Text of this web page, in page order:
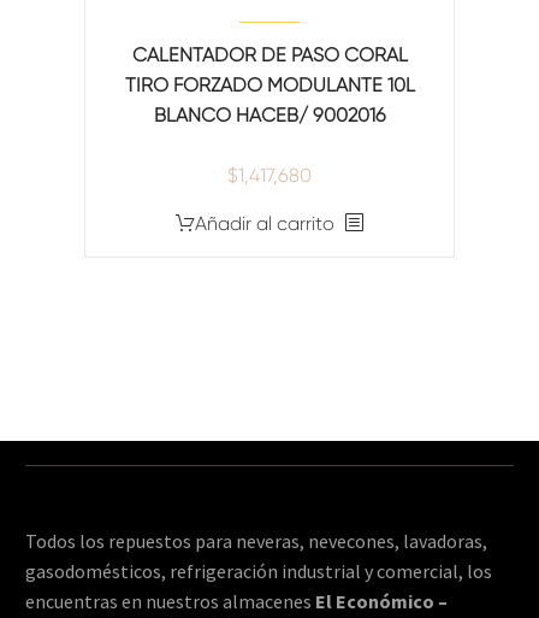
CALENTADOR DE PASO CORAL
TIRO FORZADO MODULANTE 10L
BLANCO HACEB/ 9002016
$1,417,680
Añadir al carrito
Todos los repuestos para neveras, nevecones, lavadoras,
gasodomésticos, refrigeración industrial y comercial, los
encuentras en nuestros almacenes El Económico –